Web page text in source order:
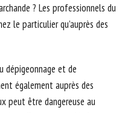
? Les professionnels du
le particulier qu’auprès des
dépigeonnage et de
également auprès des
peut être dangereuse au